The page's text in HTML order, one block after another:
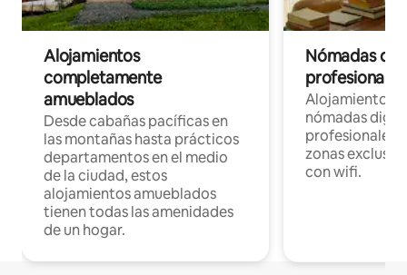
Alojamientos
completamente
amueblados
Desde cabañas pacíficas en
las montañas hasta prácticos
departamentos en el medio
de la ciudad, estos
alojamientos amueblados
tienen todas las amenidades
de un hogar.
Nómadas
Alojamientos
nómadas
profesionales
zonas
con wifi.